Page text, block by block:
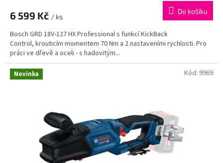
6 599 Kč / ks
Do košíku
Bosch GRD 18V-127 HX Professional s funkcí KickBack
Control, krouticím momentem 70 Nm a 2 nastaveními rychlosti. Pro
práci ve dřevě a oceli - s hadovitým...
Novinka Kód: 9969